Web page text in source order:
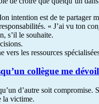
intention est de te partager
« J’ai vu ton
s’il le souhaite.
les ressources
collègue me
d’autre soit
la victime.